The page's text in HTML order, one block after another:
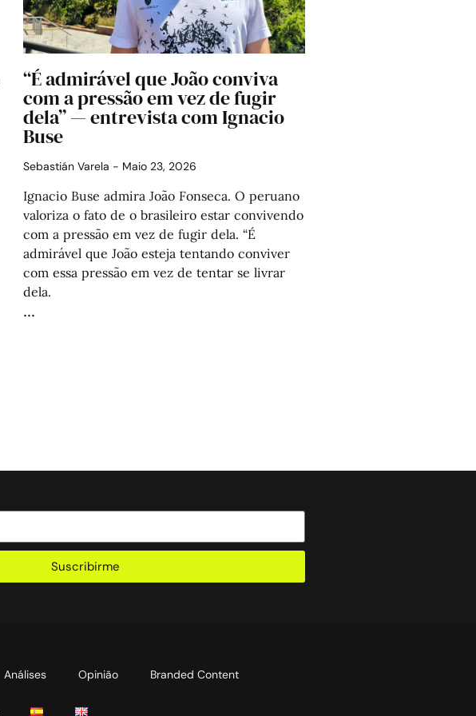
“É admirável que João conviva
com a pressão em vez de fugir
dela” — entrevista com Ignacio
Buse
Sebastián Varela Maio 23, 2026
Ignacio Buse admira João Fonseca. O peruano
valoriza o fato de o brasileiro estar convivendo
com a pressão em vez de fugir dela. “É
admirável que João esteja tentando conviver
com essa pressão em vez de tentar se livrar
dela.
Suscribirme
Análises Opinião Branded Content